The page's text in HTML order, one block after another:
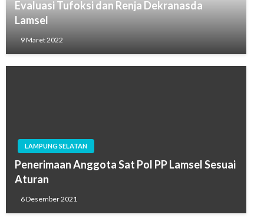
Evaluasi Tufoksi dan Renja Dekranasda
Lamsel
9 Maret 2022
LAMPUNG SELATAN
Penerimaan Anggota Sat Pol PP Lamsel Sesuai
Aturan
6 Desember 2021